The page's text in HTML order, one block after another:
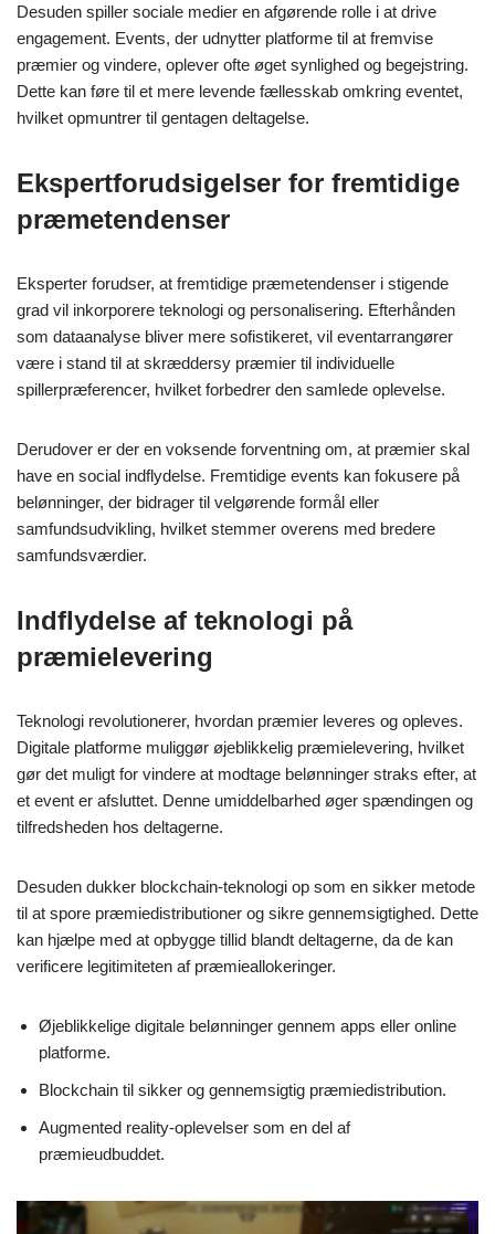
Desuden spiller sociale medier en afgørende rolle i at drive
engagement. Events, der udnytter platforme til at fremvise
præmier og vindere, oplever ofte øget synlighed og begejstring.
Dette kan føre til et mere levende fællesskab omkring eventet,
hvilket opmuntrer til gentagen deltagelse.
Ekspertforudsigelser for fremtidige
præmetendenser
Eksperter forudser, at fremtidige præmetendenser i stigende
grad vil inkorporere teknologi og personalisering. Efterhånden
som dataanalyse bliver mere sofistikeret, vil eventarrangører
være i stand til at skræddersy præmier til individuelle
spillerpræferencer, hvilket forbedrer den samlede oplevelse.
Derudover er der en voksende forventning om, at præmier skal
have en social indflydelse. Fremtidige events kan fokusere på
belønninger, der bidrager til velgørende formål eller
samfundsudvikling, hvilket stemmer overens med bredere
samfundsværdier.
Indflydelse af teknologi på
præmielevering
Teknologi revolutionerer, hvordan præmier leveres og opleves.
Digitale platforme muliggør øjeblikkelig præmielevering, hvilket
gør det muligt for vindere at modtage belønninger straks efter, at
et event er afsluttet. Denne umiddelbarhed øger spændingen og
tilfredsheden hos deltagerne.
Desuden dukker blockchain-teknologi op som en sikker metode
til at spore præmiedistributioner og sikre gennemsigtighed. Dette
kan hjælpe med at opbygge tillid blandt deltagerne, da de kan
verificere legitimiteten af præmieallokeringer.
Øjeblikkelige digitale belønninger gennem apps eller online
platforme.
Blockchain til sikker og gennemsigtig præmiedistribution.
Augmented reality-oplevelser som en del af
præmieudbuddet.